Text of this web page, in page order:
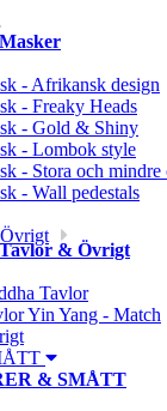
Masker
- Afrikansk design
- Freaky Heads
- Gold & Shiny
- Lombok style
- Stora och mindre
- Wall pedestals
& Övrigt
Tavlor
Yin Yang - Match
& SMÅTT